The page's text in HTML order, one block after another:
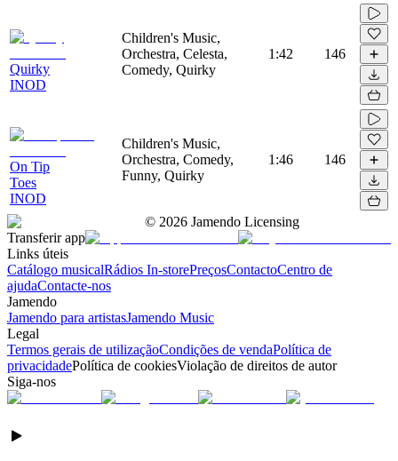
Quirky
INOD
Children's Music,
Orchestra, Celesta,
Comedy, Quirky
1:42 146
On Tip
Toes
INOD
Children's Music,
Orchestra, Comedy,
Funny, Quirky
1:46 146
© 2026 Jamendo Licensing
Transferir app
Links úteis
Catálogo musicalRádios In-storePreçosContactoCentro de
ajudaContacte-nos
Jamendo
Jamendo para artistasJamendo Music
Legal
Termos gerais de utilizaçãoCondições de vendaPolítica de
privacidadePolítica de cookiesViolação de direitos de autor
Siga-nos